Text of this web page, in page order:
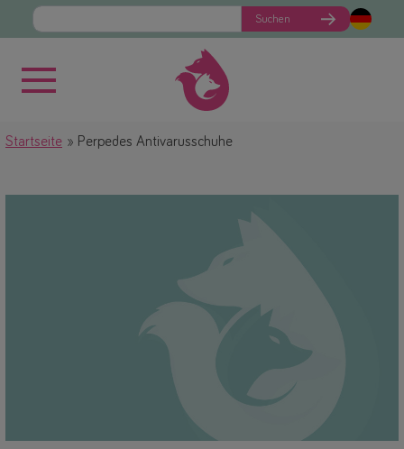
Suchen
Startseite Perpedes Antivarusschuhe